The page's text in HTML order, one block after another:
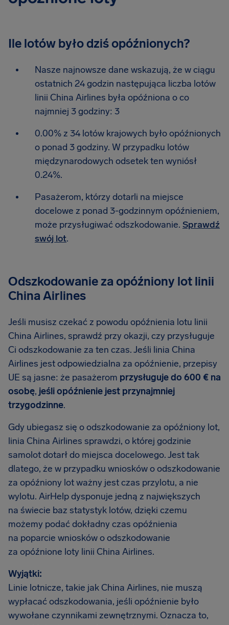
Ile lotów było dziś opóźnionych?
Nasze najnowsze dane wskazują, że w ciągu
ostatnich 24 godzin następująca liczba lotów
linii China Airlines była opóźniona o co
najmniej 3 godziny: 3
0.00% z 34 lotów krajowych było opóźnionych
o ponad 3 godziny. W przypadku lotów
międzynarodowych odsetek ten wyniósł
0.24%.
Pasażerom, którzy dotarli na miejsce
docelowe z ponad 3-godzinnym opóźnieniem,
może przysługiwać odszkodowanie. Sprawdź
swój lot.
Odszkodowanie za opóźniony lot linii
China Airlines
Jeśli musisz czekać z powodu opóźnienia lotu linii
China Airlines, sprawdź przy okazji, czy przysługuje
Ci odszkodowanie za ten czas. Jeśli linia China
Airlines jest odpowiedzialna za opóźnienie, przepisy
UE są jasne: że pasażerom przysługuje do 600 € na
osobę, jeśli opóźnienie jest przynajmniej
trzygodzinne.
Gdy ubiegasz się o odszkodowanie za opóźniony lot,
linia China Airlines sprawdzi, o której godzinie
samolot dotarł do miejsca docelowego. Jest tak
dlatego, że w przypadku wniosków o odszkodowanie
za opóźniony lot ważny jest czas przylotu, a nie
wylotu. AirHelp dysponuje jedną z największych
na świecie baz statystyk lotów, dzięki czemu
możemy podać dokładny czas opóźnienia
na poparcie wniosków o odszkodowanie
za opóźnione loty linii China Airlines.
Wyjątki:
Linie lotnicze, takie jak China Airlines, nie muszą
wypłacać odszkodowania, jeśli opóźnienie było
wywołane czynnikami zewnętrznymi. Oznacza to,